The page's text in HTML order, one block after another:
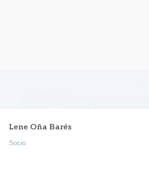
Lene Oña Barés
Socio